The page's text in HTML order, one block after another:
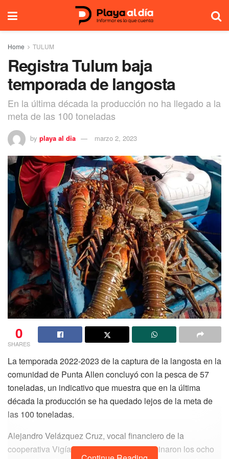
Home TULUM
Registra Tulum baja
temporada de langosta
En la última década la producción no ha llegado a la
meta de las 100 toneladas
by playa al dia marzo 2, 2023
0
SHARES
La temporada 2022-2023 de la captura de la langosta en la
comunidad de Punta Allen concluyó con la pesca de 57
toneladas, un indicativo que muestra que en la última
década la producción se ha quedado lejos de la meta de
las 100 toneladas.
Alejandro Velázquez Cruz, vocal financiero de la
cooperativa Vigía Chico, explicó que terminaron los ocho